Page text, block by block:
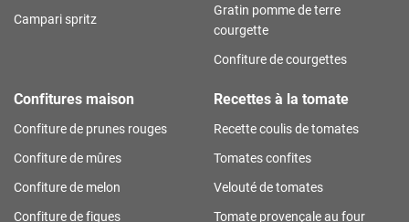
Campari spritz
Gratin pomme de terre
courgette
Confiture de courgettes
Confitures maison
Confiture de prunes rouges
Confiture de mûres
Confiture de melon
Confiture de figues
Recettes à la tomate
Recette coulis de tomates
Tomates confites
Velouté de tomates
Tomate provençale au four